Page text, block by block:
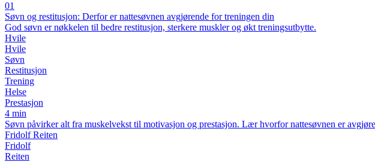
01
Søvn og restitusjon: Derfor er nattesøvnen avgjørende for treningen din
God søvn er nøkkelen til bedre restitusjon, sterkere muskler og økt treningsutbytte.
Hvile
Hvile
Søvn
Restitusjon
Trening
Helse
Prestasjon
4 min
Søvn påvirker alt fra muskelvekst til motivasjon og prestasjon. Lær hvorfor nattesøvnen er
Fridolf Reiten
Fridolf
Reiten